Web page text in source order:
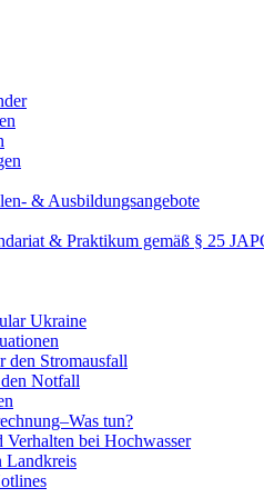
& Ausbildungsangebote
& Praktikum gemäß § 25
Ukraine
den Stromausfall
Notfall
tun?
Verhalten bei Hochwasser
Landkreis